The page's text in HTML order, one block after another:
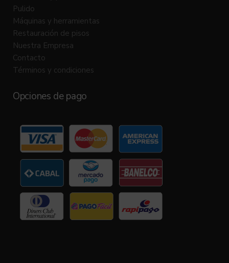
Pulido
Máquinas y herramientas
Restauración de pisos
Nuestra Empresa
Contacto
Términos y condiciones
Opciones de pago